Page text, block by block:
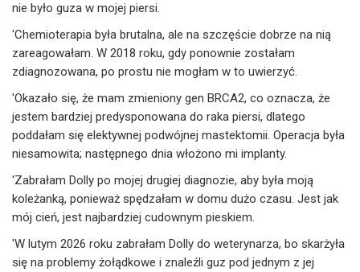
nie było guza w mojej piersi.
'Chemioterapia była brutalna, ale na szczęście dobrze na nią
zareagowałam. W 2018 roku, gdy ponownie zostałam
zdiagnozowana, po prostu nie mogłam w to uwierzyć.
'Okazało się, że mam zmieniony gen BRCA2, co oznacza, że
jestem bardziej predysponowana do raka piersi, dlatego
poddałam się elektywnej podwójnej mastektomii. Operacja była
niesamowita; następnego dnia włożono mi implanty.
'Zabrałam Dolly po mojej drugiej diagnozie, aby była moją
koleżanką, ponieważ spędzałam w domu dużo czasu. Jest jak
mój cień, jest najbardziej cudownym pieskiem.
'W lutym 2026 roku zabrałam Dolly do weterynarza, bo skarżyła
się na problemy żołądkowe i znaleźli guz pod jednym z jej